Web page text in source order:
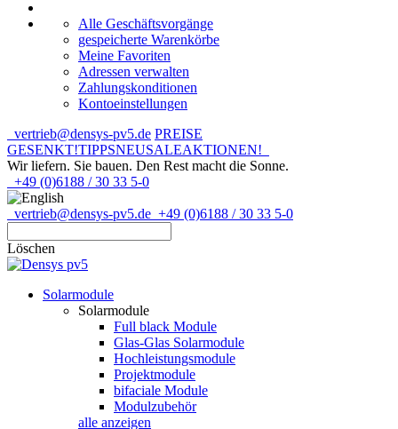
Alle Geschäftsvorgänge
gespeicherte Warenkörbe
Meine Favoriten
Adressen verwalten
Zahlungskonditionen
Kontoeinstellungen
vertrieb@densys-pv5.de PREISE
GESENKT!TIPPSNEUSALEAKTIONEN!
Wir liefern. Sie bauen. Den Rest macht die Sonne.
+49 (0)6188 / 30 33 5-0
vertrieb@densys-pv5.de +49 (0)6188 / 30 33 5-0
Löschen
Solarmodule
Solarmodule
Full black Module
Glas-Glas Solarmodule
Hochleistungsmodule
Projektmodule
bifaciale Module
Modulzubehör
alle anzeigen